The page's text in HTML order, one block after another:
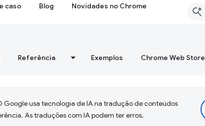
caso Blog Novidades no Chrome
Referência Exemplos Chrome Web Store
Google usa tecnologia de IA na tradução de conteúdos
As traduções com IA podem ter erros.